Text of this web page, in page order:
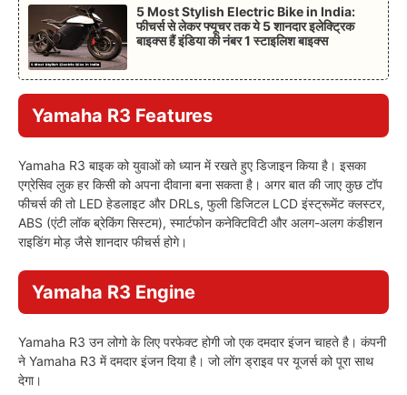
5 Most Stylish Electric Bike in India:
फीचर्स से लेकर फ्यूचर तक ये 5 शानदार इलेक्ट्रिक
बाइक्स हैं इंडिया की नंबर 1 स्टाइलिश बाइक्स
Yamaha R3 Features
Yamaha R3 बाइक को युवाओं को ध्यान में रखते हुए डिजाइन किया है। इसका
एग्रेसिव लुक हर किसी को अपना दीवाना बना सकता है। अगर बात की जाए कुछ टॉप
फीचर्स की तो LED हेडलाइट और DRLs, फुली डिजिटल LCD इंस्ट्रूमेंट क्लस्टर,
ABS (एंटी लॉक ब्रेकिंग सिस्टम), स्मार्टफोन कनेक्टिविटी और अलग-अलग कंडीशन
राइडिंग मोड़ जैसे शानदार फीचर्स होगे।
Yamaha R3 Engine
Yamaha R3 उन लोगो के लिए परफेक्ट होगी जो एक दमदार इंजन चाहते है। कंपनी
ने Yamaha R3 में दमदार इंजन दिया है। जो लोंग ड्राइव पर यूजर्स को पूरा साथ
देगा।